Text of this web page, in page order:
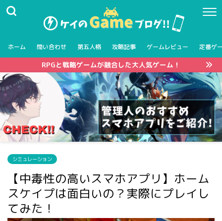
ホーム 問い合わせ 第五人格 攻略記事 ゲームレビュー 定番ゲ
RPGと戦略ゲームが融合した大人気ゲーム！
シミュレーション
【中毒性の高いスマホアプリ】ホーム
スケイプは面白いの？実際にプレイし
てみた！